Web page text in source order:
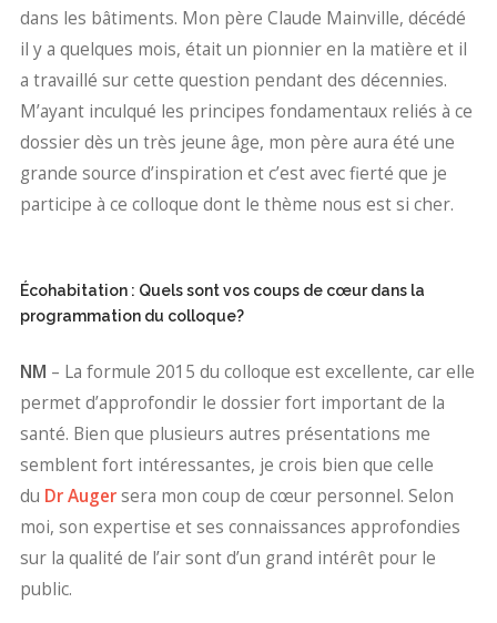
dans les bâtiments. Mon père Claude Mainville, décédé
il y a quelques mois, était un pionnier en la matière et il
a travaillé sur cette question pendant des décennies.
M’ayant inculqué les principes fondamentaux reliés à ce
dossier dès un très jeune âge, mon père aura été une
grande source d’inspiration et c’est avec fierté que je
participe à ce colloque dont le thème nous est si cher.
Écohabitation : Quels sont vos coups de cœur dans la
programmation du colloque?
NM – La formule 2015 du colloque est excellente, car elle
permet d’approfondir le dossier fort important de la
santé. Bien que plusieurs autres présentations me
semblent fort intéressantes, je crois bien que celle
du Dr Augersera mon coup de cœur personnel. Selon
moi, son expertise et ses connaissances approfondies
sur la qualité de l’air sont d’un grand intérêt pour le
public.